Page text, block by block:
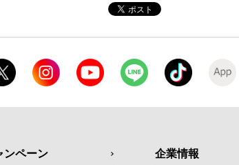
ンペーン 企業情報